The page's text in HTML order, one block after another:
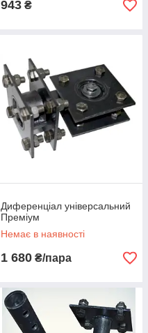
943 ₴
Диференціал універсальний
Преміум
Немає в наявності
1 680 ₴/пара